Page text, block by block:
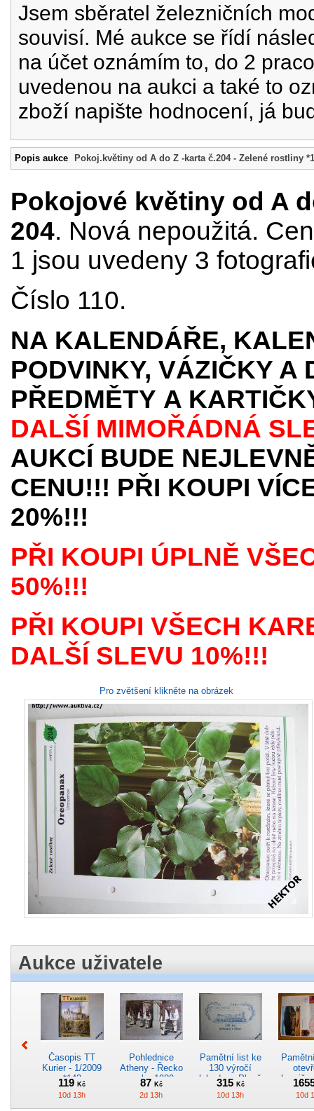
Jsem sběratel železničních
souvisí. Mé aukce se řídí
na účet oznámím to, do 2
uvedenou na aukci a také to
zboží napište hodnocení, já
Popis aukce Pokoj.květiny od A do Z -karta č.204 - Zelené rostliny
Pokojové květiny od A
204. Nová nepoužitá.
1 jsou uvedeny 3
Číslo 110.
NA KALENDÁŘE,
PODVINKY, VÁZIČKY A
PŘEDMĚTY A
DALŠÍ MIMOŘÁDNÁ
AUKCÍ BUDE
CENU!!! PŘI KOUPI
20%!!!
PŘI KOUPI ÚPLNĚ
50%!!!
PŘI KOUPI VŠECH
DALŠÍ SLEVU 10%!!!
Pro zvětšení klikněte na obrázek
Aukce uživatele
Časopis TT
Kurier - 1/2009
*142
119Kč
10d 13h
Pohlednice
Atheny - Řecko
z roku 1989.
Nová nepoužitá
*5019
87 Kč
2d 13h
Pamětní list ke
130 výročí
lokodepa Plzeň
*2963
315 Kč
10d 13h 10d